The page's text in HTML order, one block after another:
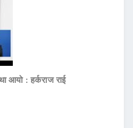
आयो : हर्कराज राई